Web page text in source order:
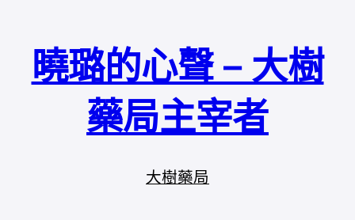
曉璐的心聲 – 大樹
藥局主宰者
大樹藥局